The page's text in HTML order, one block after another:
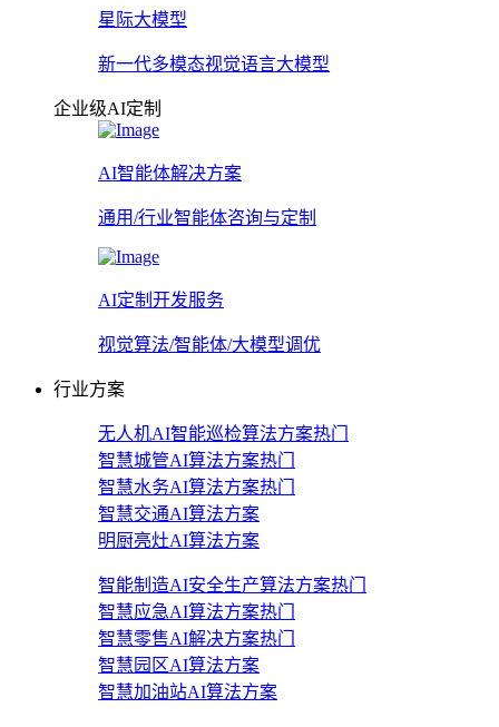
星际大模型
新一代多模态视觉语言大模型
企业级AI定制
AI智能体解决方案
通用/行业智能体咨询与定制
AI定制开发服务
视觉算法/智能体/大模型调优
行业方案
无人机AI智能巡检算法方案热门
智慧城管AI算法方案热门
智慧水务AI算法方案热门
智慧交通AI算法方案
明厨亮灶AI算法方案
智能制造AI安全生产算法方案热门
智慧应急AI算法方案热门
智慧零售AI解决方案热门
智慧园区AI算法方案
智慧加油站AI算法方案